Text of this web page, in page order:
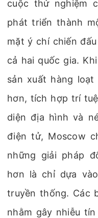
cuộc thử nghiệm
phát triển thành
mặt ý chí chiến
cả hai quốc gia.
sản xuất hàng
hơn, tích hợp trí
diện địa hình và
điện tử, Moscow
những giải pháp
hơn là chỉ dựa
truyền thống. Các
nhằm gây nhiễu